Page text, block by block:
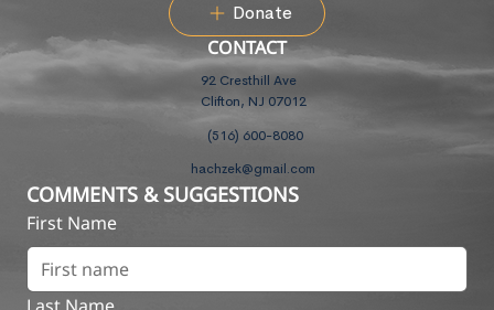
Donate
CONTACT
92 Cresthill Ave
Clifton, NJ 07012
(516) 600-8080
hachzek@gmail.com
COMMENTS & SUGGESTIONS
First Name